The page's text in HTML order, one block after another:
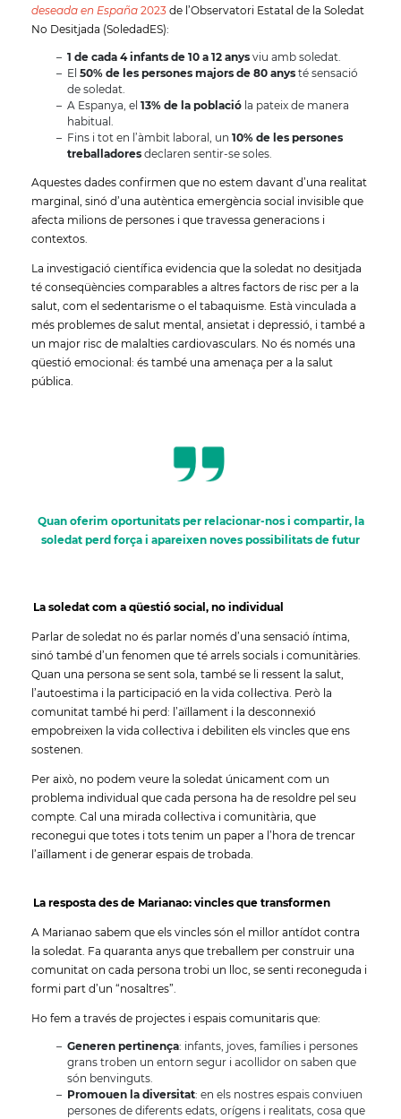
deseada en España 2023 de l’Observatori Estatal de la Soledat
No Desitjada (SoledadES):
1 de cada 4 infants de 10 a 12 anys viu amb soledat.
El 50% de les persones majors de 80 anys té sensació
de soledat.
A Espanya, el 13% de la població la pateix de manera
habitual.
Fins i tot en l’àmbit laboral, un 10% de les persones
treballadores declaren sentir-se soles.
Aquestes dades confirmen que no estem davant d’una realitat
marginal, sinó d’una autèntica emergència social invisible que
afecta milions de persones i que travessa generacions i
contextos.
La investigació científica evidencia que la soledat no desitjada
té conseqüències comparables a altres factors de risc per a la
salut, com el sedentarisme o el tabaquisme. Està vinculada a
més problemes de salut mental, ansietat i depressió, i també a
un major risc de malalties cardiovasculars. No és només una
qüestió emocional: és també una amenaça per a la salut
pública.
Quan oferim oportunitats per relacionar-nos i compartir, la
soledat perd força i apareixen noves possibilitats de futur
La soledat com a qüestió social, no individual
Parlar de soledat no és parlar només d’una sensació íntima,
sinó també d’un fenomen que té arrels socials i comunitàries.
Quan una persona se sent sola, també se li ressent la salut,
l’autoestima i la participació en la vida col·lectiva. Però la
comunitat també hi perd: l’aïllament i la desconnexió
empobreixen la vida col·lectiva i debiliten els vincles que ens
sostenen.
Per això, no podem veure la soledat únicament com un
problema individual que cada persona ha de resoldre pel seu
compte. Cal una mirada col·lectiva i comunitària, que
reconegui que totes i tots tenim un paper a l’hora de trencar
l’aïllament i de generar espais de trobada.
La resposta des de Marianao: vincles que transformen
A Marianao sabem que els vincles són el millor antídot contra
la soledat. Fa quaranta anys que treballem per construir una
comunitat on cada persona trobi un lloc, se senti reconeguda i
formi part d’un “nosaltres”.
Ho fem a través de projectes i espais comunitaris que:
Generen pertinença: infants, joves, famílies i persones
grans troben un entorn segur i acollidor on saben que
són benvinguts.
Promouen la diversitat: en els nostres espais conviuen
persones de diferents edats, orígens i realitats, cosa que